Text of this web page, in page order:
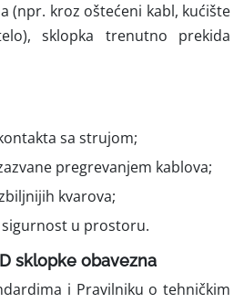
(npr. kroz oštećeni kabl, kućište
sklopka trenutno prekida
sa strujom;
pregrevanjem kablova;
kvarova;
u prostoru.
sklopke obavezna
i Pravilniku o tehničkim